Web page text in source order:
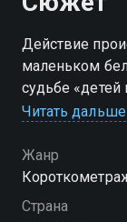
Действие
маленьком
судьбе
того, как
многих,
понимает, о
Однажды, в
Читать дальше
Жанр
Страна